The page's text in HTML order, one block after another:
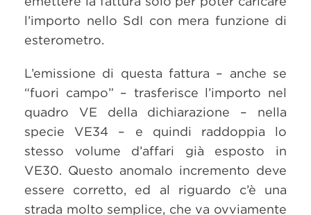
l’importo nello SdI con mera funzione di
esterometro.
L’emissione di questa fattura – anche se
“fuori campo” – trasferisce l’importo nel
quadro VE della dichiarazione – nella
specie VE34 – e quindi raddoppia lo
stesso volume d’affari già esposto in
VE30. Questo anomalo incremento deve
essere corretto, ed al riguardo c’è una
strada molto semplice, che va ovviamente